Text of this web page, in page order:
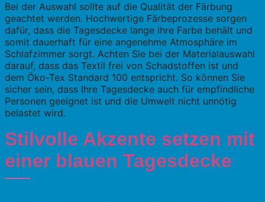
Bei der Auswahl sollte auf die Qualität der Färbung
geachtet werden. Hochwertige Färbeprozesse sorgen
dafür, dass die Tagesdecke lange ihre Farbe behält und
somit dauerhaft für eine angenehme Atmosphäre im
Schlafzimmer sorgt. Achten Sie bei der Materialauswahl
darauf, dass das Textil frei von Schadstoffen ist und
dem Öko-Tex Standard 100 entspricht. So können Sie
sicher sein, dass Ihre Tagesdecke auch für empfindliche
Personen geeignet ist und die Umwelt nicht unnötig
belastet wird.
Stilvolle Akzente setzen mit
einer blauen Tagesdecke